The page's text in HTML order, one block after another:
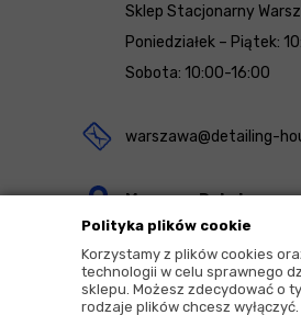
Polityka plików cookie
Korzystamy z plików cookies
technologii w celu sprawnego
sklepu. Możesz zdecydować o
rodzaje plików chcesz wyłączyć.
Sklep Stacjonarny
Poniedziałek – Piątek:
Sobota: 10:00-16:00
warszawa@detailing-
Magazyn Rekcin
Nomos Sp. z o.o. sp.k.
ul. Agrestowa 1
83-010 Rekcin